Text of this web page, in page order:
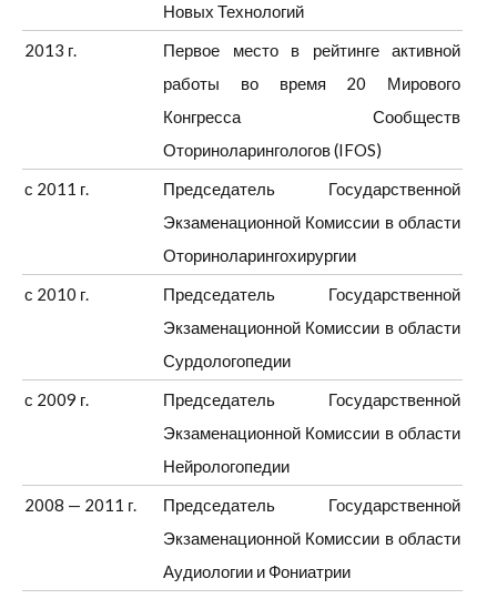
Новых Технологий
2013 г.
Первое место в рейтинге активной
работы во время 20 Мирового
Конгресса Сообществ
Оториноларингологов (IFOS)
с 2011 г.
Председатель Государственной
Экзаменационной Комиссии в области
Оториноларингохирургии
с 2010 г.
Председатель Государственной
Экзаменационной Комиссии в области
Сурдологопедии
с 2009 г.
Председатель Государственной
Экзаменационной Комиссии в области
Нейрологопедии
2008 — 2011 г.
Председатель Государственной
Экзаменационной Комиссии в области
Аудиологии и Фониатрии